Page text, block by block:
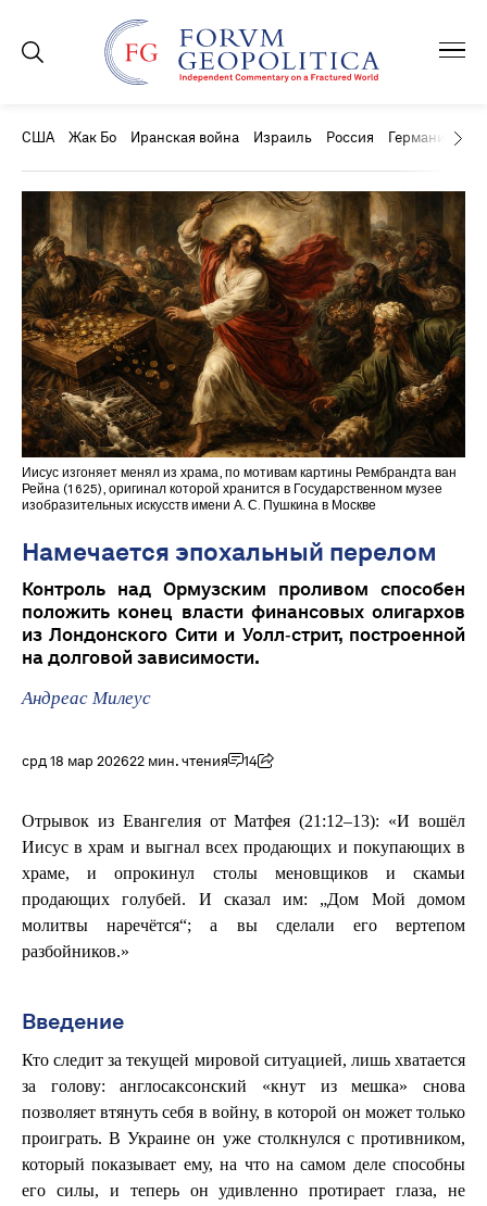
США Жак Бо Иранская война Израиль Россия Германия
Иисус изгоняет менял из храма, по мотивам картины Рембрандта ван
Рейна (1625), оригинал которой хранится в Государственном музее
изобразительных искусств имени А. С. Пушкина в Москве
Намечается эпохальный перелом
Контроль над Ормузским проливом способен
положить конец власти финансовых олигархов
из Лондонского Сити и Уолл‑стрит, построенной
на долговой зависимости.
Андреас Милеус
срд 18 мар 202622 мин. чтения 14
Отрывок из Евангелия от Матфея (21:12–13): «И вошёл
Иисус в храм и выгнал всех продающих и покупающих в
храме, и опрокинул столы меновщиков и скамьи
продающих голубей. И сказал им: „Дом Мой домом
молитвы наречётся“; а вы сделали его вертепом
разбойников.»
Введение
Кто следит за текущей мировой ситуацией, лишь хватается
за голову: англосаксонский «кнут из мешка» снова
позволяет втянуть себя в войну, в которой он может только
проиграть. В Украине он уже столкнулся с противником,
который показывает ему, на что на самом деле способны
его силы, и теперь он удивленно протирает глаза, не